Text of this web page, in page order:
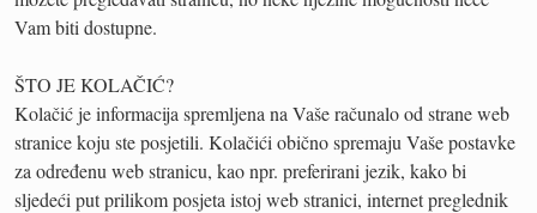
Vam biti dostupne.
ŠTO JE KOLAČIĆ?
Kolačić je informacija spremljena na Vaše računalo od strane web
stranice koju ste posjetili. Kolačići obično spremaju Vaše postavke
za određenu web stranicu, kao npr. preferirani jezik, kako bi
sljedeći put prilikom posjeta istoj web stranici, internet preglednik